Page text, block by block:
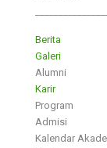
Berita
Galeri
Alumni
Karir
Program
Admisi
Kalendar